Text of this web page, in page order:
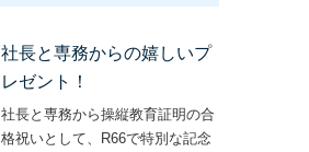
社長と専務からの嬉しいプ
レゼント！
社長と専務から操縦教育証明の合
格祝いとして、R66で特別な記念